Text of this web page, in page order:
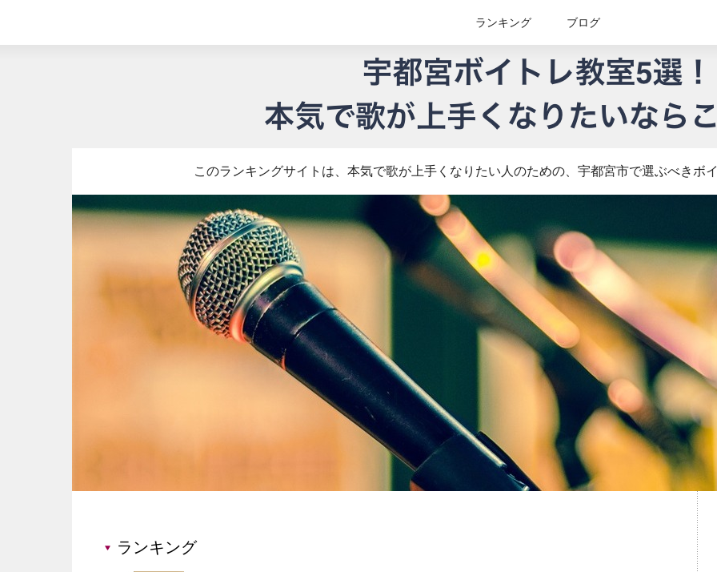
ランキング ブログ
このランキングサイトは、本気で歌が上手くなりたい人のための、宇都宮市で選ぶべきボ
ランキング